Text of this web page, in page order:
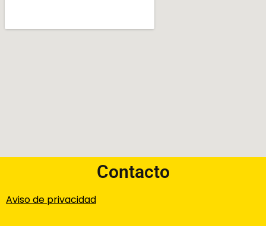
Contacto
Aviso de privacidad